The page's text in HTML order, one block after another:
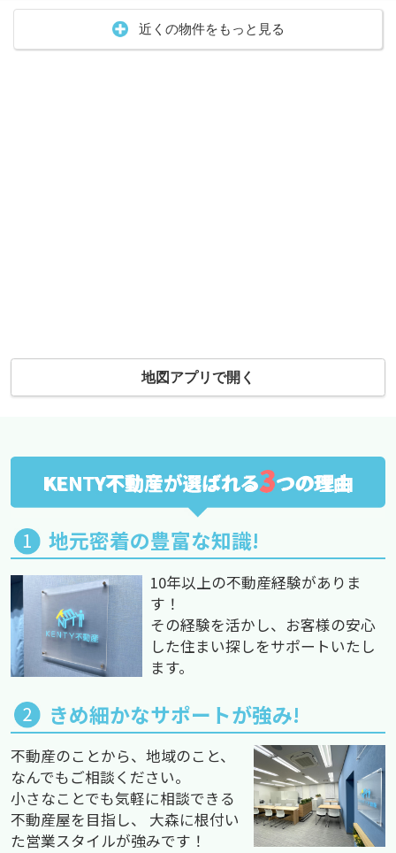
近くの物件をもっと見る
地図アプリで開く
KENTY不動産が選ばれる3つの理由
地元密着の豊富な知識!
10年以上の不動産経験がありま
す！
その経験を活かし、お客様の安心
した住まい探しをサポートいたし
ます。
きめ細かなサポートが強み!
不動産のことから、地域のこと、
なんでもご相談ください。
小さなことでも気軽に相談できる
不動産屋を目指し、 大森に根付い
た営業スタイルが強みです！